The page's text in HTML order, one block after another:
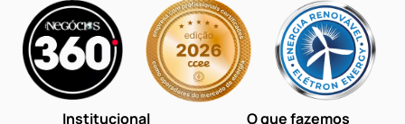
Institucional
O que fazemos